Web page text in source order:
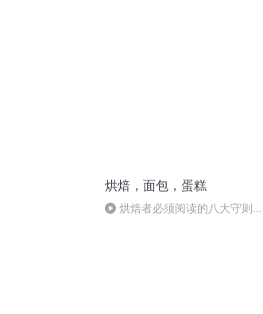
烘焙，面包，蛋糕
烘焙者必须阅读的八大守则